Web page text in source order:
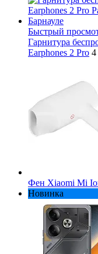
Быстрый
Гарнитура
Earphones 2 Pro 4
Фен Xiaomi Mi
Новинка